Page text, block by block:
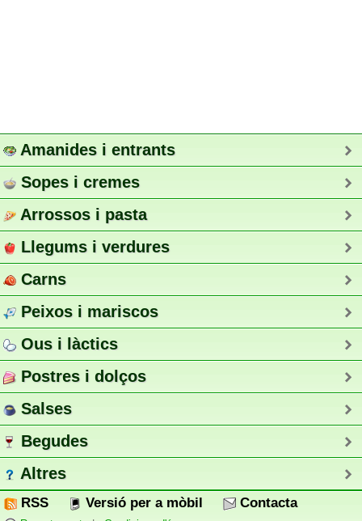
Amanides i entrants
Sopes i cremes
Arrossos i pasta
Llegums i verdures
Carns
Peixos i mariscos
Ous i làctics
Postres i dolços
Salses
Begudes
Altres
RSS Versió per a mòbil Contacta